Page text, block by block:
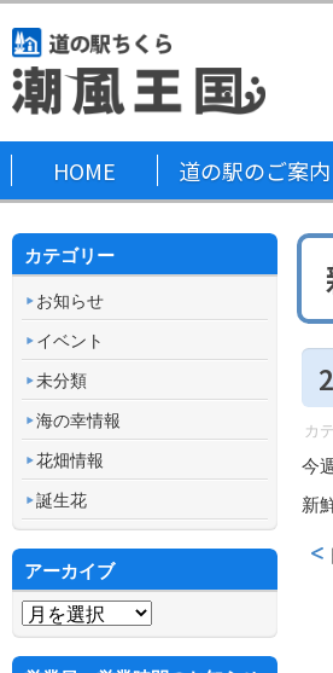
HOME 道の駅のご案内
カ
今
新
カテゴリー
お知らせ
イベント
未分類
海の幸情報
花畑情報
誕生花
アーカイブ
アーカイブ